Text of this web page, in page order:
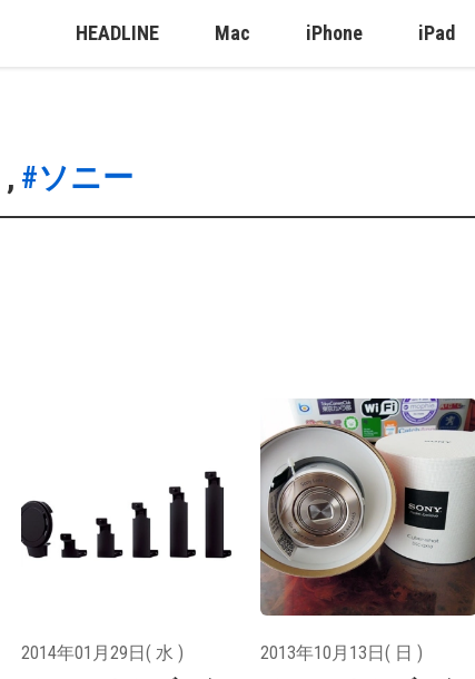
HEADLINE Mac iPhone iPad
, #ソニー
2014年01月29日( 水 ) 2013年10月13日( 日 )